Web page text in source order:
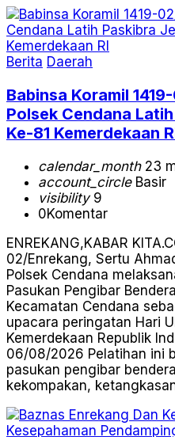
Berita Daerah
Babinsa Koramil
Polsek Cendana
Ke-81 Kemerdekaan
calendar_month23
account_circleBasir
visibility9
0Komentar
ENREKANG,KABAR
02/Enrekang, Sertu
Polsek Cendana
Pasukan Pengibar
Kecamatan Cendana
upacara peringatan Hari
Kemerdekaan Republik
06/08/2026 Pelatihan ini
pasukan pengibar
kekompakan,